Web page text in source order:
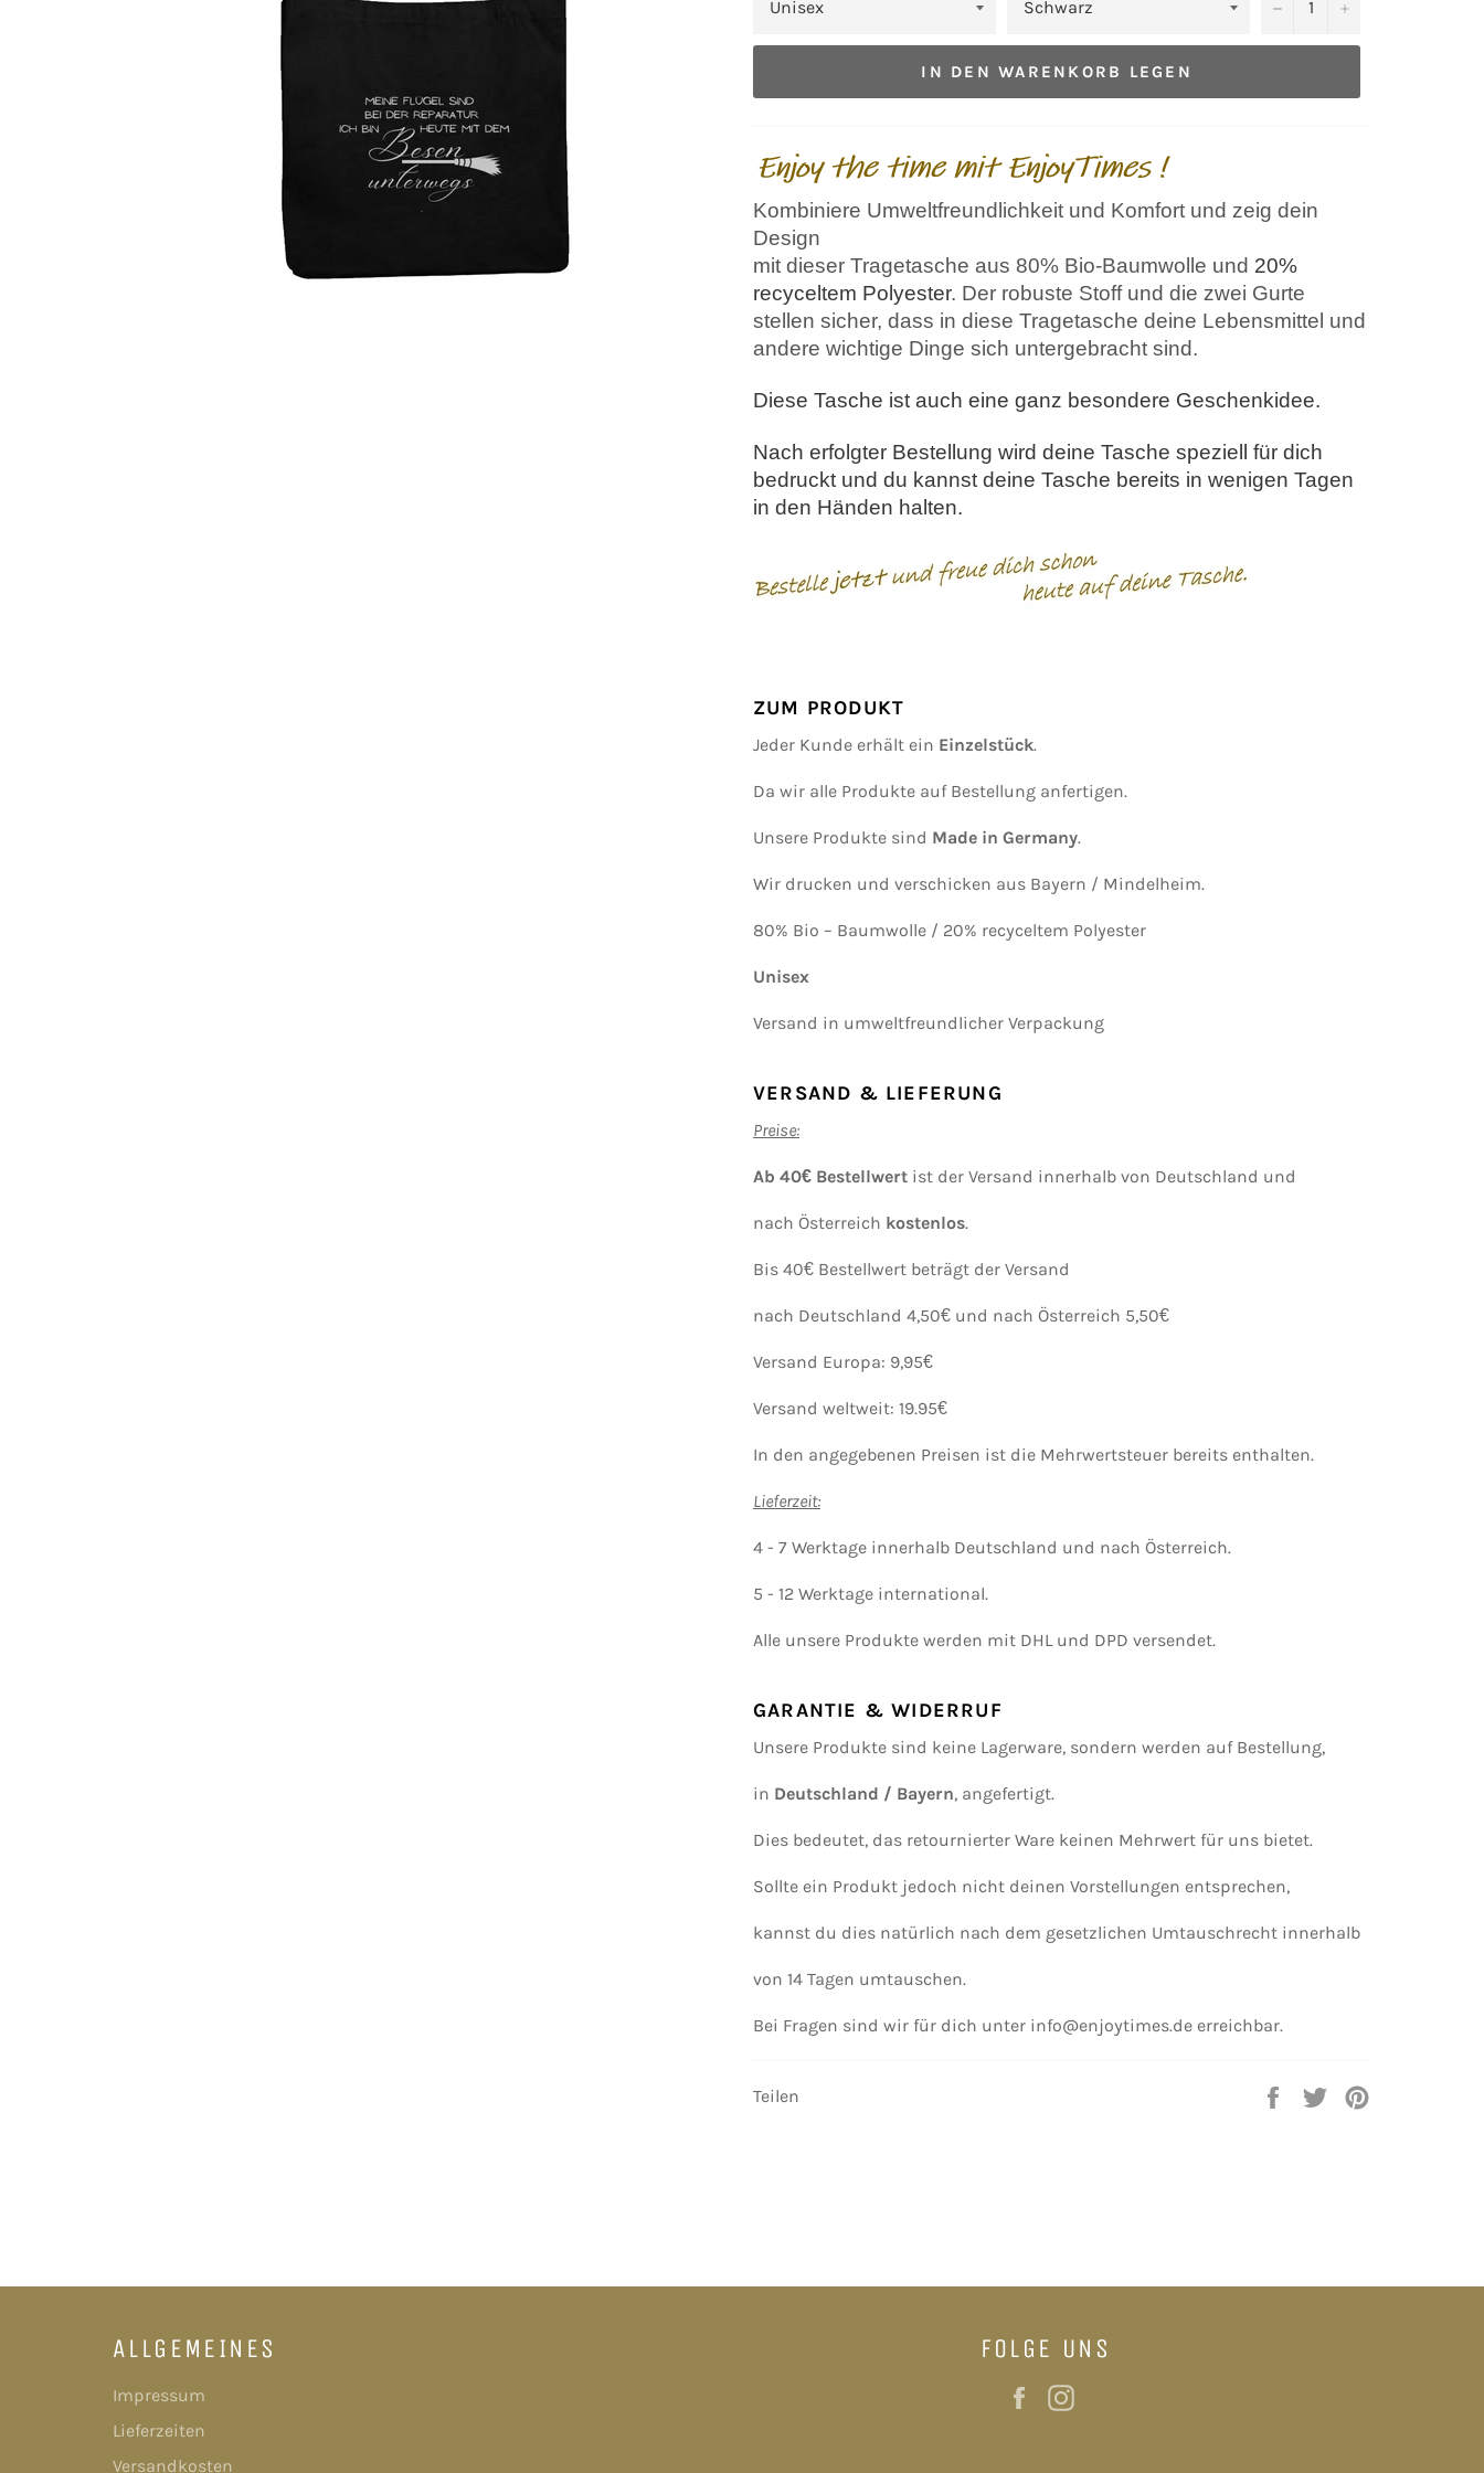
− +
IN DEN WARENKORB LEGEN
Kombiniere Umweltfreundlichkeit und Komfort und zeig dein
Design
mit dieser Tragetasche aus 80% Bio-Baumwolle und 20%
recyceltem Polyester. Der robuste Stoff und die zwei Gurte
stellen sicher, dass in diese Tragetasche deine Lebensmittel und
andere wichtige Dinge sich untergebracht sind.
Diese Tasche ist auch eine ganz besondere Geschenkidee.
Nach erfolgter Bestellung wird deine Tasche speziell für dich
bedruckt und du kannst deine Tasche bereits in wenigen Tagen
in den Händen halten.
ZUM PRODUKT
Jeder Kunde erhält ein Einzelstück.
Da wir alle Produkte auf Bestellung anfertigen.
Unsere Produkte sind Made in Germany.
Wir drucken und verschicken aus Bayern / Mindelheim.
80% Bio – Baumwolle / 20% recyceltem Polyester
Unisex
Versand in umweltfreundlicher Verpackung
VERSAND & LIEFERUNG
Preise:
Ab 40€ Bestellwert ist der Versand innerhalb von Deutschland und
nach Österreich kostenlos.
Bis 40€ Bestellwert beträgt der Versand
nach Deutschland 4,50€ und nach Österreich 5,50€
Versand Europa: 9,95€
Versand weltweit: 19.95€
In den angegebenen Preisen ist die Mehrwertsteuer bereits enthalten.
Lieferzeit:
4 - 7 Werktage innerhalb Deutschland und nach Österreich.
5 - 12 Werktage international.
Alle unsere Produkte werden mit DHL und DPD versendet.
GARANTIE & WIDERRUF
Unsere Produkte sind keine Lagerware, sondern werden auf Bestellung,
in Deutschland / Bayern, angefertigt.
Dies bedeutet, das retournierter Ware keinen Mehrwert für uns bietet.
Sollte ein Produkt jedoch nicht deinen Vorstellungen entsprechen,
kannst du dies natürlich nach dem gesetzlichen Umtauschrecht innerhalb
von 14 Tagen umtauschen.
Bei Fragen sind wir für dich unter info@enjoytimes.de erreichbar.
Teilen
Auf
Auf
ALLGEMEINES
Impressum
Lieferzeiten
Versandkosten
FOLGE UNS
Facebook